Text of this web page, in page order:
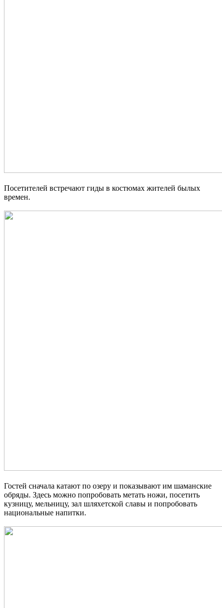
Посетителей встречают гиды в костюмах жителей былых
времен.
Гостей сначала катают по озеру и показывают им шаманские
обряды. Здесь можно попробовать метать ножи, посетить
кузницу, мельницу, зал шляхетской славы и попробовать
национальные напитки.